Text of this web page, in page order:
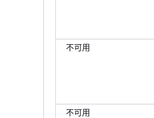
不可用
不可用